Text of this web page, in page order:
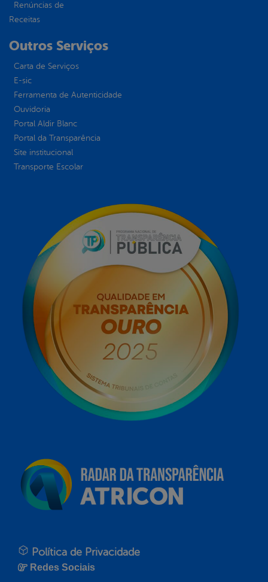
Renúncias de
Receitas
Outros Serviços
Carta de Serviços
E-sic
Ferramenta de Autenticidade
Ouvidoria
Portal Aldir Blanc
Portal da Transparência
Site institucional
Transporte Escolar
Política de Privacidade
Redes Sociais